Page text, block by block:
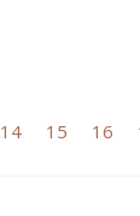
14 15 16